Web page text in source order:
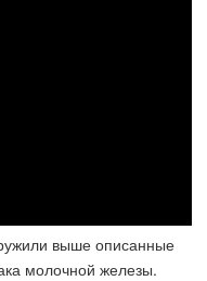
выше описанные
молочной железы.